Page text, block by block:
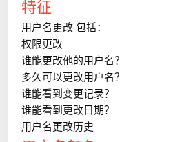
特征
用户名更改 包括：
权限更改
谁能更改他的用户名？
多久可以更改用户名？
谁能看到变更记录？
谁能看到更改日期？
用户名更改历史